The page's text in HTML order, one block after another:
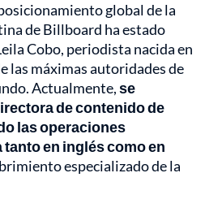
global de la
de Billboard ha estado
Cobo, periodista nacida en
las máximas autoridades de
Actualmente,se
de contenido de
las operaciones
en inglés como en
especializado de la